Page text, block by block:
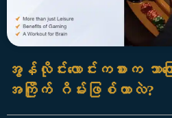
အွန်လိုင်းလောင်းကစားက ဘာက
အကြိုက် ဂိမ်းဖြစ်တာလဲ?